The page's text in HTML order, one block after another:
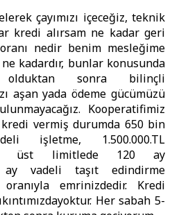
çayımızı içeceğiz, teknik
kredi alırsam ne kadar geri
nedir benim mesleğime
kadardır, bunlar konusunda
sonra bilinçli
aşan yada ödeme gücümüzü
Kooperatifimiz
vermiş durumda 650 bin
işletme, 1.500.000.TL
üst limitlede 120 ay
vadeli taşıt edindirme
emrinizdedir. Kredi
Her sabah 5-